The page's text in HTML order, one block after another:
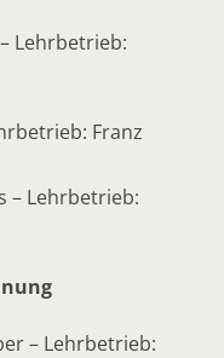
– Lehrbetrieb:
Franz
– Lehrbetrieb:
– Lehrbetrieb: